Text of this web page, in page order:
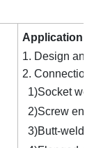
Application
Design
Connection
1)Socket
2)Screw
3)Butt-